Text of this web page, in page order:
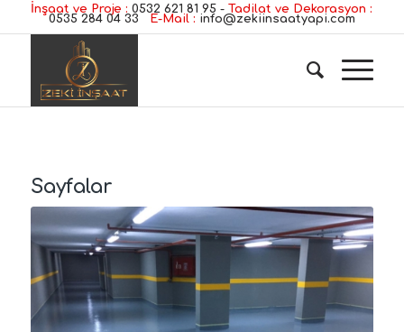
İnşaat ve Proje : 0532 621 81 95 - Tadilat ve Dekorasyon :
0535 284 04 33 E-Mail : info@zekiinsaatyapi.com
Sayfalar